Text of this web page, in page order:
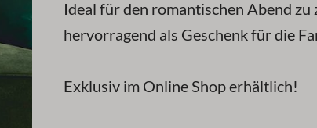
Ideal für den romantischen Abend
hervorragend als Geschenk für die
Exklusiv im Online Shop erhältlich!